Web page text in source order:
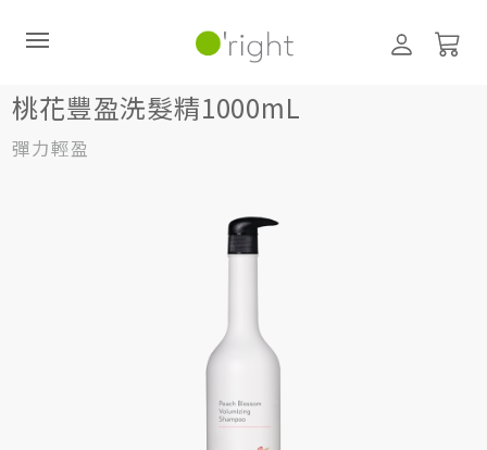
直購訂閱制
1000mL 桃花豐盈洗髮精1000mL
桃花豐盈洗髮精1000mL
彈力輕盈